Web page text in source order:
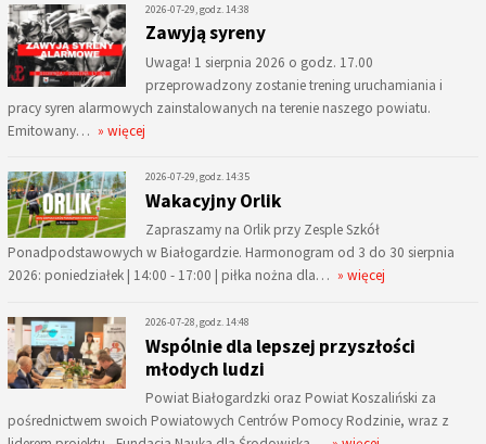
2026-07-29, godz. 14:38
Zawyją syreny
Uwaga! 1 sierpnia 2026 o godz. 17.00
przeprowadzony zostanie trening uruchamiania i
pracy syren alarmowych zainstalowanych na terenie naszego powiatu.
Emitowany… » więcej
2026-07-29, godz. 14:35
Wakacyjny Orlik
Zapraszamy na Orlik przy Zesple Szkół
Ponadpodstawowych w Białogardzie. Harmonogram od 3 do 30 sierpnia
2026: poniedziałek | 14:00 - 17:00 | piłka nożna dla… » więcej
2026-07-28, godz. 14:48
Wspólnie dla lepszej przyszłości
młodych ludzi
Powiat Białogardzki oraz Powiat Koszaliński za
pośrednictwem swoich Powiatowych Centrów Pomocy Rodzinie, wraz z